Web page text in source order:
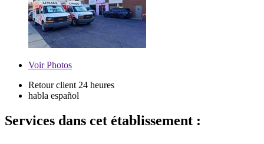
VoirPhotos
Retour client 24 heures
habla español
Services dans cet établissement :